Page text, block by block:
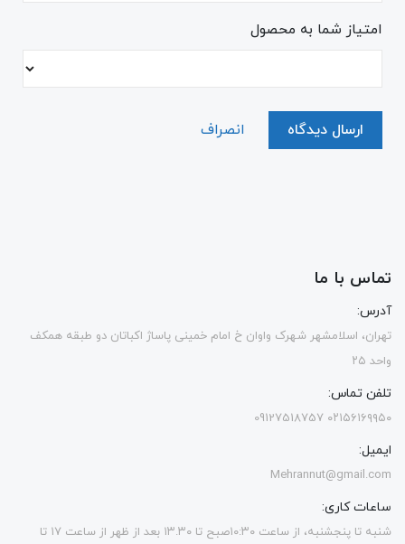
امتیاز شما به محصول
ارسال دیدگاه انصراف
تماس با ما
آدرس:
تهران، اسلامشهر شهرک واوان خ امام خمینی پاساژ اکباتان دو طبقه همکف
واحد ۲۵
تلفن تماس:
۰۲۱۵۶۱۶۹۹۵۰ 09127518757
ایمیل:
Mehrannut@gmail.com
ساعات کاری:
شنبه تا پنجشنبه، از ساعت ۱۰:۳۰صبح تا ۱۳.۳۰ بعد از ظهر از ساعت ۱۷ تا